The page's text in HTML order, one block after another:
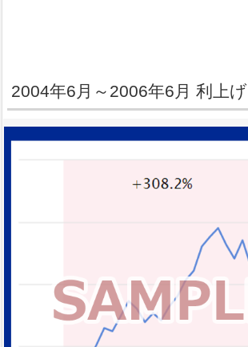
2004年6月～2006年6月 利上げ